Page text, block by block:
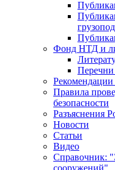
Фонд НТД и
Рекомендации
Правила
безопасности
Разъяснения
Новости
Статьи
Видео
Справочник:
сооружений"